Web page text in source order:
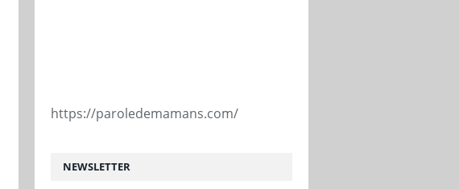
NEWSLETTER
https://paroledemamans.com/